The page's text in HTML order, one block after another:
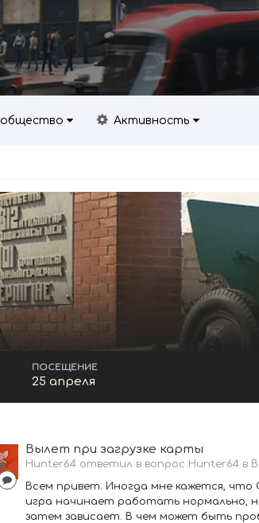
Активность
ПОСЕЩЕНИЕ
25 апреля
Вылет при загрузке карты
Hunter64 ответил в вопрос Hunter64 в
Всем привет. Иногда мне кажется,
игра начинает работать нормально,
затем зависает. В чем может быть